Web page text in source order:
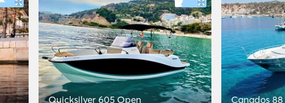
Quicksilver 605 Open Canados 88